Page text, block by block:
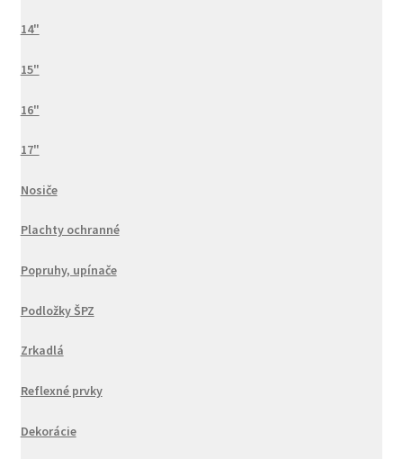
14"
15"
16"
17"
Nosiče
Plachty ochranné
Popruhy, upínače
Podložky ŠPZ
Zrkadlá
Reflexné prvky
Dekorácie